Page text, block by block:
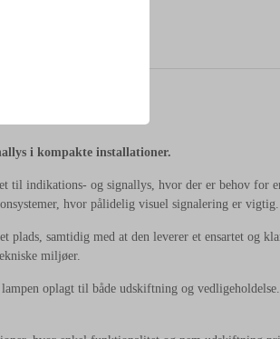
i kompakte installationer.
til indikations- og signallys, hvor der er behov for
hvor pålidelig visuel signalering er vigtig.
samtidig med at den leverer et ensartet og
miljøer.
oplagt til både udskiftning og